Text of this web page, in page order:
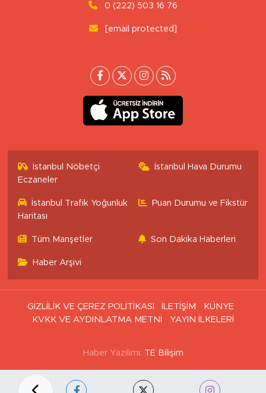
0 (222) 503 16 76
[email protected]
İstanbul Nöbetçi
Eczaneler
İstanbul Hava Durumu
İstanbul Trafik Yoğunluk
Haritası
Puan Durumu ve Fikstür
Tüm Manşetler Son Dakika Haberleri
Haber Arşivi
GİZLİLİK VE ÇEREZ POLİTİKASI İLETİŞİM
KÜNYE
KVKK VE AYDINLATMA METNİ
YAYIN İLKELERİ
Haber Yazılımı: TE Bilişim